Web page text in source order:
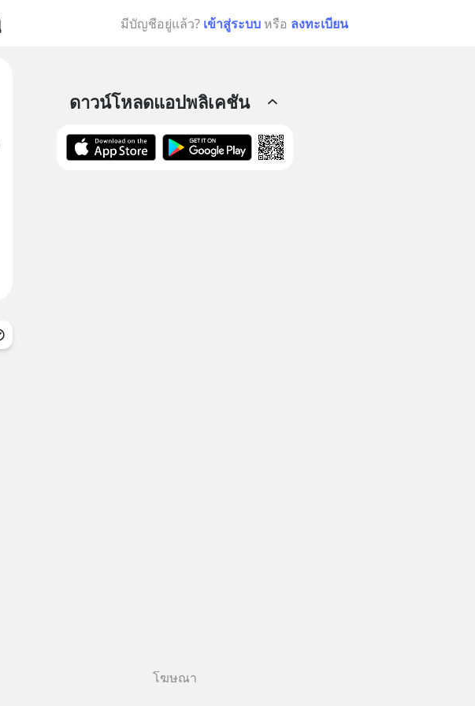
มีบัญชีอยู่แล้ว? เข้าสู่ระบบ หรือ ลงทะเบียน
ดาวน์โหลดแอปพลิเคชัน
โฆษณา